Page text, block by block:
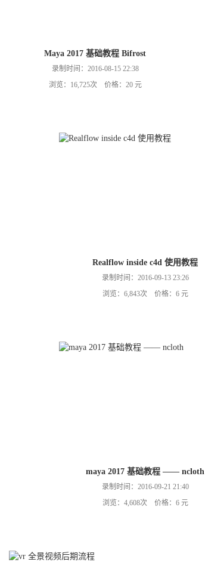
Maya 2017 基础教程 Bifrost
录制时间：2016-08-15 22:38
浏览：16,725次 价格：20 元
Realflow inside c4d 使用教程
录制时间：2016-09-13 23:26
浏览：6,843次 价格：6 元
maya 2017 基础教程 —— ncloth
录制时间：2016-09-21 21:40
浏览：4,608次 价格：6 元